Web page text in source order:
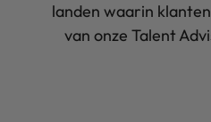
landen waarin
van onze Talent